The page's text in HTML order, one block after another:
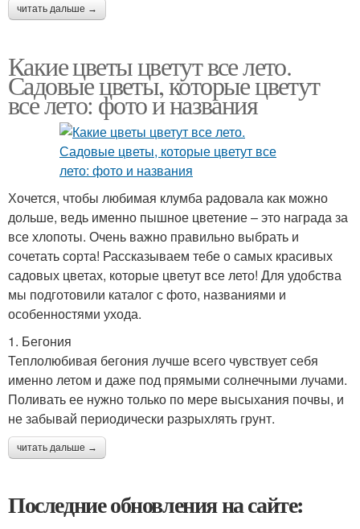
читать дальше →
Какие цветы цветут все лето.
Садовые цветы, которые цветут
все лето: фото и названия
Хочется, чтобы любимая клумба радовала как можно
дольше, ведь именно пышное цветение – это награда за
все хлопоты. Очень важно правильно выбрать и
сочетать сорта! Рассказываем тебе о самых красивых
садовых цветах, которые цветут все лето! Для удобства
мы подготовили каталог с фото, названиями и
особенностями ухода.
1. Бегония
Теплолюбивая бегония лучше всего чувствует себя
именно летом и даже под прямыми солнечными лучами.
Поливать ее нужно только по мере высыхания почвы, и
не забывай периодически разрыхлять грунт.
читать дальше →
Последние обновления на сайте: